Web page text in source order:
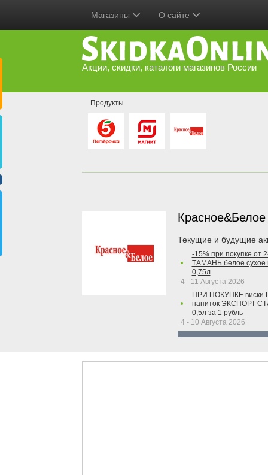
Магазины О сайте
Акции, скидки, каталоги магазинов России
Продукты
Текущие и будущие
-15% при покупке от
ТАМАНЬ белое сухое
0,75л
4 - 11 Августа 2026
ПРИ ПОКУПКЕ виски
напиток ЭКСПОРТ
0,5л за 1 рубль
4 - 10 Августа 2026